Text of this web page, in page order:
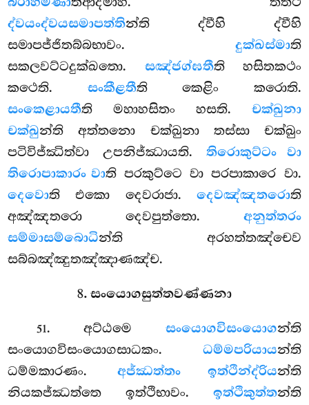
ද්වයංද්වයසමාපත්තින්ති ද්වීහි ද්වීහි
සමාපජ්ජිතබ්බභාවං. දුක්ඛස්මාති
සකලවට්ටදුක්ඛතො. සඤ්ජග්ඝතීති හසිතකථං
කථෙති. සංකීළතීති කෙළිං කරොති.
සංකෙළායතීති මහාහසිතං හසති. චක්ඛුනා
චක්ඛුන්ති අත්තනො චක්ඛුනා තස්සා චක්ඛුං
පටිවිජ්ඣිත්වා උපනිජ්ඣායති. තිරොකුට්ටං වා
තිරොපාකාරං වාති පරකුට්ටෙ වා පරපාකාරෙ වා.
දෙවොති එකො දෙවරාජා. දෙවඤ්ඤතරොති
අඤ්ඤතරො දෙවපුත්තො. අනුත්තරං
සම්මාසම්බොධින්ති අරහත්තඤ්චෙව
සබ්බඤ්ඤුතඤ්ඤාණඤ්ච.
8. සංයොගසුත්තවණ්ණනා
51. අට්ඨමෙ සංයොගවිසංයොගන්ති
සංයොගවිසංයොගසාධකං. ධම්මපරියායන්ති
ධම්මකාරණං. අජ්ඣත්තං ඉත්ථින්ද්රියන්ති
නියකජ්ඣත්තෙ ඉත්ථිභාවං. ඉත්ථිකුත්තන්ති